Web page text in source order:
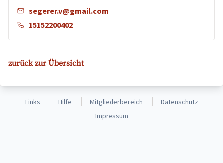
segerer.v@gmail.com
15152200402
zurück zur Übersicht
Links Hilfe Mitgliederbereich
Datenschutz
Impressum